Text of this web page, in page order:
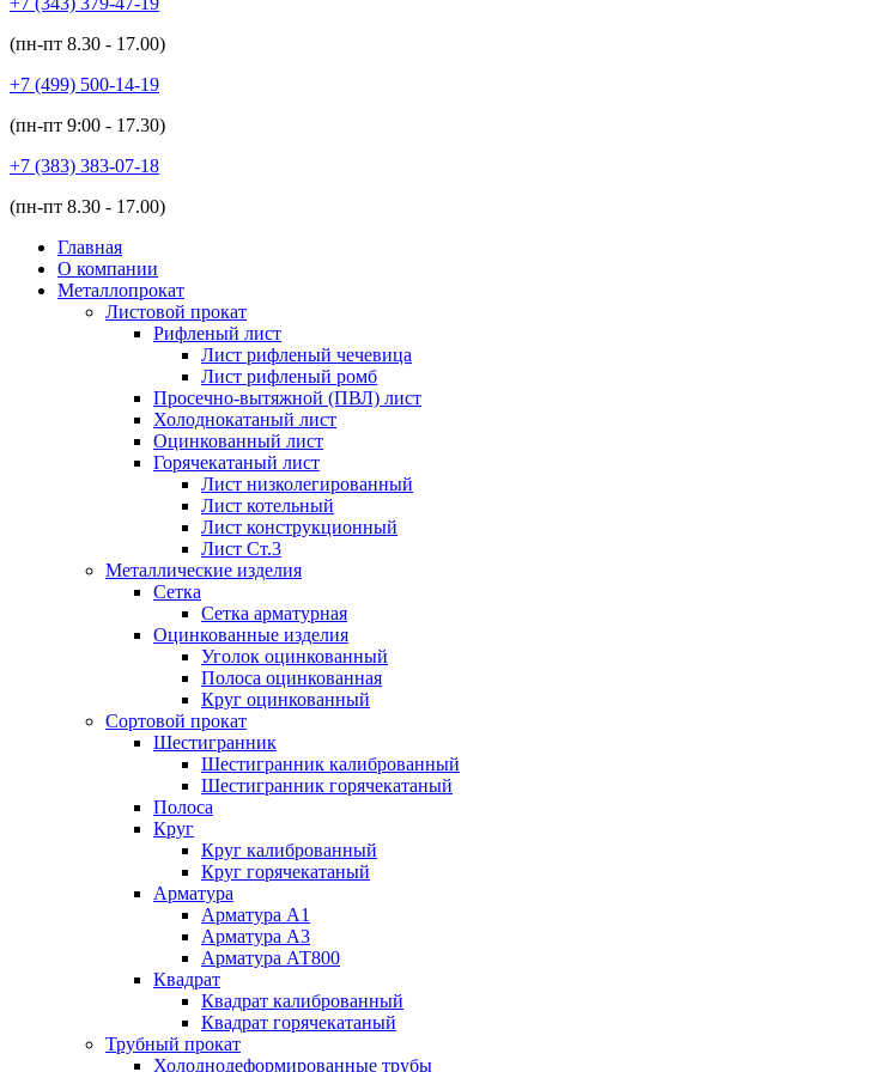
(пн-пт 8.30 - 17.00)
+7 (499) 500-14-19
(пн-пт 9:00 - 17.30)
+7 (383) 383-07-18
(пн-пт 8.30 - 17.00)
Главная
О компании
Металлопрокат
Листовой прокат
Рифленый лист
Лист рифленый чечевица
Лист рифленый ромб
Просечно-вытяжной (ПВЛ) лист
Холоднокатаный лист
Оцинкованный лист
Горячекатаный лист
Лист низколегированный
Лист котельный
Лист конструкционный
Лист Ст.3
Металлические изделия
Сетка
Сетка арматурная
Оцинкованные изделия
Уголок оцинкованный
Полоса оцинкованная
Круг оцинкованный
Сортовой прокат
Шестигранник
Шестигранник калиброванный
Шестигранник горячекатаный
Полоса
Круг
Круг калиброванный
Круг горячекатаный
Арматура
Арматура А1
Арматура А3
Арматура АТ800
Квадрат
Квадрат калиброванный
Квадрат горячекатаный
Трубный прокат
Холоднодеформированные трубы